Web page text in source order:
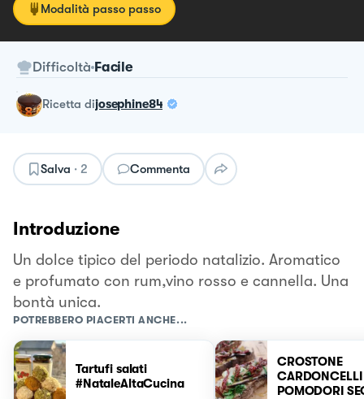
Modalità passo passo
Difficoltà Facile
ricetta dijosephine84
Salva · 2 Commenta
Introduzione
Un dolce tipico del periodo natalizio. Aromatico
e profumato con rum,vino rosso e cannella. Una
bontà unica.
POTREBBERO PIACERTI ANCHE...
Tartufi salati
#NataleAltaCucina
CROSTONE
CARDONCELLI
POMODORI